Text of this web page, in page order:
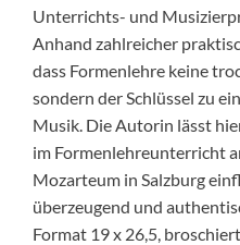
Unterrichts- und
Anhand zahlreicher
dass Formenlehre keine
sondern der Schlüssel zu
Musik. Die Autorin lässt
im Formenlehreunterricht
Mozarteum in Salzburg
überzeugend und
Format 19 x 26,5, broschiert